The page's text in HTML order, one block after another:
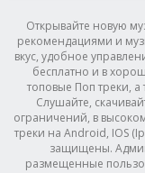
Открывайте новую
рекомендациями и
вкус, удобное
бесплатно и в
топовые Поп треки, а
Слушайте,
ограничений, в
треки на Android, IOS
защищены.
размещенные